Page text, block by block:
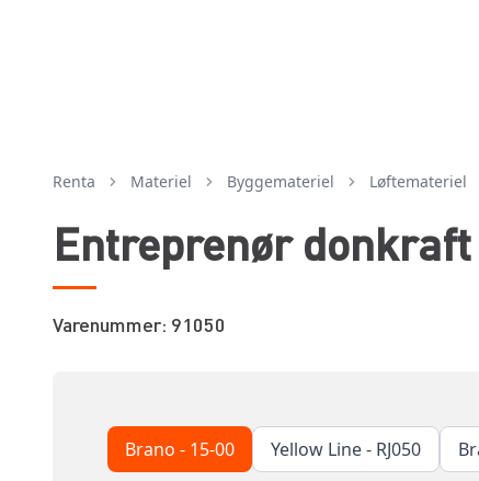
Renta Materiel byggemateriel løftemateriel
Entreprenør donkraft
Varenummer: 91050
Brano - 15-00 Yellow Line - RJ050